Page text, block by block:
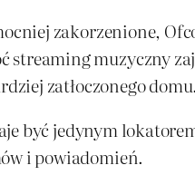
zakorzenione,
muzyczny
zatłoczonego domu.
być jedynym
i powiadomień.